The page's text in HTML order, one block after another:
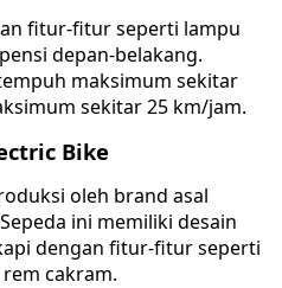
fitur-fitur seperti lampu
depan-belakang.
maksimum sekitar
sekitar 25 km/jam.
Bike
oleh brand asal
ini memiliki desain
dengan fitur-fitur seperti
rem cakram.